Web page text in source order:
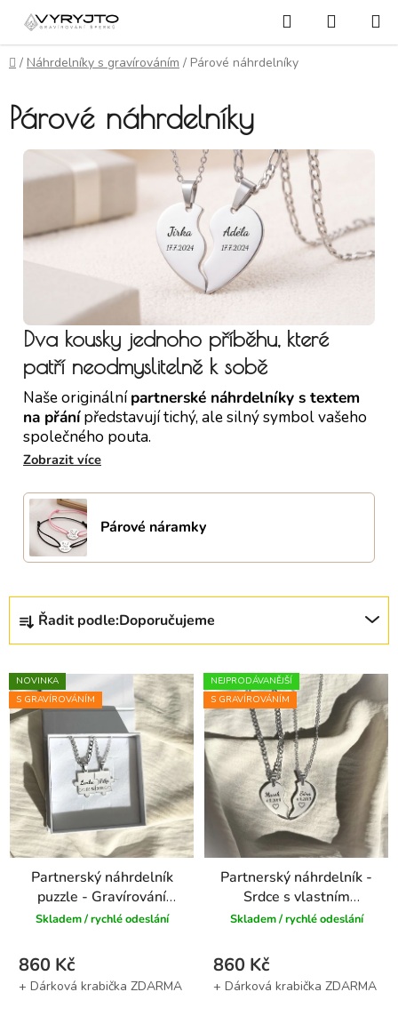
Přejít na obsah Hledat
Domů
/ Náhrdelníky s gravírováním / Párové náhrdelníky
Párové náhrdelníky
Dva kousky jednoho příběhu, které
patří neodmyslitelně k sobě
Naše originálnípartnerské náhrdelníky s textem
na přánípředstavují tichý, ale silný symbol vašeho
společného pouta.
Párové náramky
Řazení produktů
Řadit podle:Doporučujeme
Výpis produktů
NOVINKA
S GRAVÍROVÁNÍM
Partnerský náhrdelník
puzzle - Gravírování
textu
Skladem / rychlé odeslání
860 Kč
NEJPRODÁVANĚJŠÍ
S GRAVÍROVÁNÍM
Partnerský náhrdelník -
Srdce s vlastním
textem
Skladem / rychlé odeslání
860 Kč